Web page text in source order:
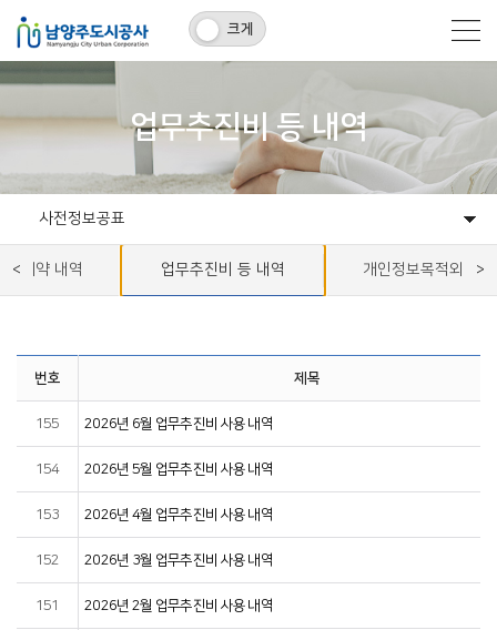
크게
업무추진비 등 내역
사전정보공표
정보공개
경영공시
공공데이터
사전정보공표
의계약 내역 업무추진비 등 내역 개인정보목적외이
번호 제목
155 2026년 6월 업무추진비 사용 내역
154 2026년 5월 업무추진비 사용 내역
153 2026년 4월 업무추진비 사용 내역
152 2026년 3월 업무추진비 사용 내역
151 2026년 2월 업무추진비 사용 내역